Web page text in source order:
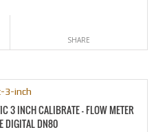
SHARE
3 INCH CALIBRATE – FLOW METER
DIGITAL DN80